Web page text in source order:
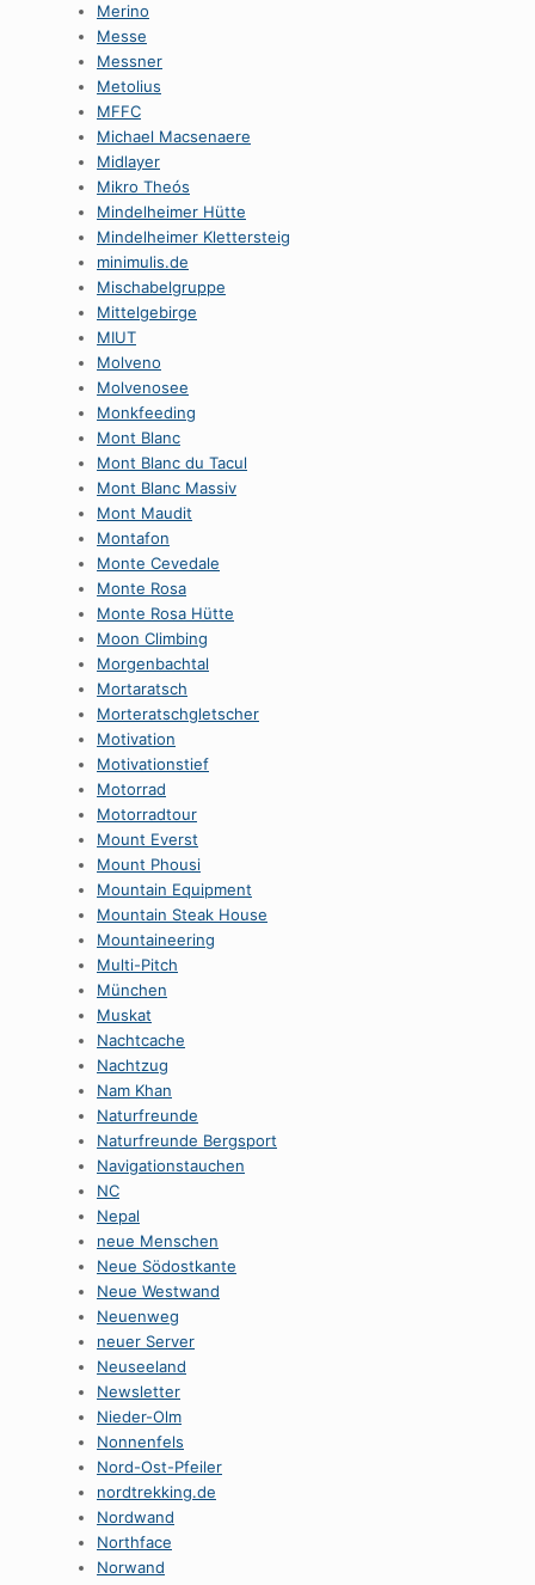
Merino
Messe
Messner
Metolius
MFFC
Michael Macsenaere
Midlayer
Mikro Theós
Mindelheimer Hütte
Mindelheimer Klettersteig
minimulis.de
Mischabelgruppe
Mittelgebirge
MIUT
Molveno
Molvenosee
Monkfeeding
Mont Blanc
Mont Blanc du Tacul
Mont Blanc Massiv
Mont Maudit
Montafon
Monte Cevedale
Monte Rosa
Monte Rosa Hütte
Moon Climbing
Morgenbachtal
Mortaratsch
Morteratschgletscher
Motivation
Motivationstief
Motorrad
Motorradtour
Mount Everst
Mount Phousi
Mountain Equipment
Mountain Steak House
Mountaineering
Multi-Pitch
München
Muskat
Nachtcache
Nachtzug
Nam Khan
Naturfreunde
Naturfreunde Bergsport
Navigationstauchen
NC
Nepal
neue Menschen
Neue Södostkante
Neue Westwand
Neuenweg
neuer Server
Neuseeland
Newsletter
Nieder-Olm
Nonnenfels
Nord-Ost-Pfeiler
nordtrekking.de
Nordwand
Northface
Norwand